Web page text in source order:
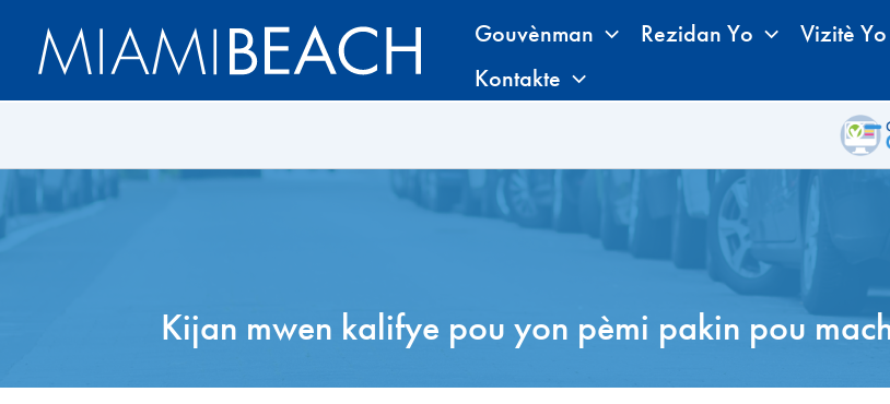
Gouvènman Rezidan Yo Vizitè Yo
Kontakte
Kijan mwen kalifye pou yon pèmi pakin pou